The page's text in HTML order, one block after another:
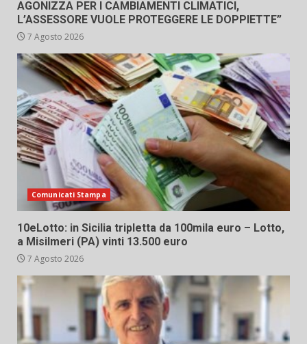
AGONIZZA PER I CAMBIAMENTI CLIMATICI,
L’ASSESSORE VUOLE PROTEGGERE LE DOPPIETTE”
7 Agosto 2026
Comunicati Stampa
10eLotto: in Sicilia tripletta da 100mila euro – Lotto,
a Misilmeri (PA) vinti 13.500 euro
7 Agosto 2026